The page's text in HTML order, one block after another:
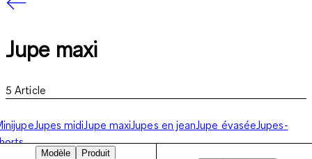
Jupe maxi
5 Article
Jupes midiJupe maxiJupes en jean Jupe évasée Jupes-
Modèle
Produit